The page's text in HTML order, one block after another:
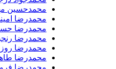
محمدحسین مهدی
محمدرضا امینی
محمدرضا حسنی
محمدرضا رنجبر
محمدرضا روزبه
محمدرضا طاهری